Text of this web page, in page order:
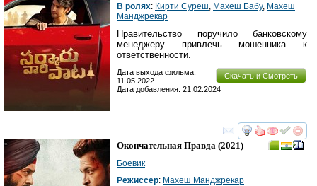
В ролях: Кирти Суреш Махеш Бабу, Махеш
Манджрекар
Правительство поручило банковскому
менеджеру привлечь мошенника к
ответственности.
Скачать и Смотреть
Дата выхода фильма:
11.05.2022
Дата добавления: 21.02.2024
смотреть
Окончательная Правда (2021)
Боевик
Режиссер: Махеш Манджрекар